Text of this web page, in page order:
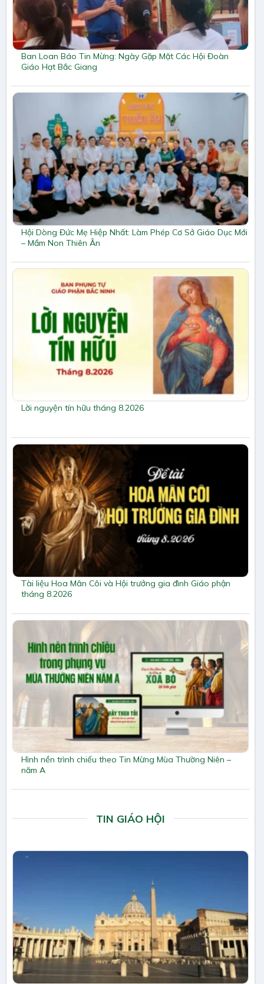
Ban Loan Báo Tin Mừng: Ngày Gặp Mặt Các Hội Đoàn
Giáo Hạt Bắc Giang
Hội Dòng Đức Mẹ Hiệp Nhất: Làm Phép Cơ Sở Giáo Dục Mới
– Mầm Non Thiên Ân
Lời nguyện tín hữu tháng 8.2026
Tài liệu Hoa Mân Côi và Hội trưởng gia đình Giáo phận
tháng 8.2026
Hình nền trình chiếu theo Tin Mừng Mùa Thường Niên –
năm A
TIN GIÁO HỘI